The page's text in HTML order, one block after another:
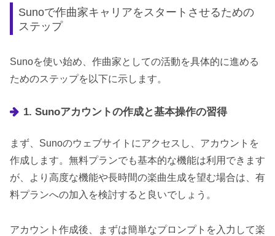
Sunoで作曲家キャリアをスタートさせるための
ステップ
Sunoを使い始め、作曲家としての活動を具体的に進める
ためのステップを以下に示します。
1. Sunoアカウントの作成と基本操作の習得
まず、Sunoのウェブサイトにアクセスし、アカウントを
作成します。無料プランでも基本的な機能は利用できます
が、より高度な機能や長時間の楽曲生成を望む場合は、有
料プランへの加入を検討すると良いでしょう。
アカウント作成後、まずは簡単なプロンプトを入力して楽